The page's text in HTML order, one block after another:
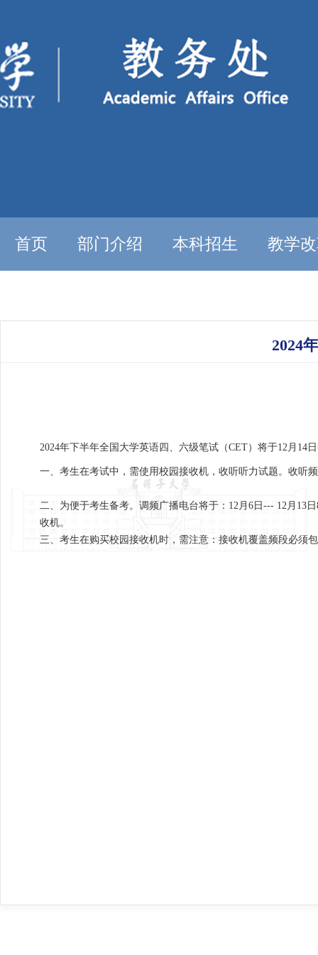
首页 部门介绍 本科招生 教学
2024
2024年下半年全国大学英语四、六级笔试（CET）将于12月
一、考生在考试中，需使用校园接收机，收听听力试题。收听
二、为便于考生备考。调频广播电台将于：12月6日--- 12月13
收机。
三、考生在购买校园接收机时，需注意：接收机覆盖频段必须